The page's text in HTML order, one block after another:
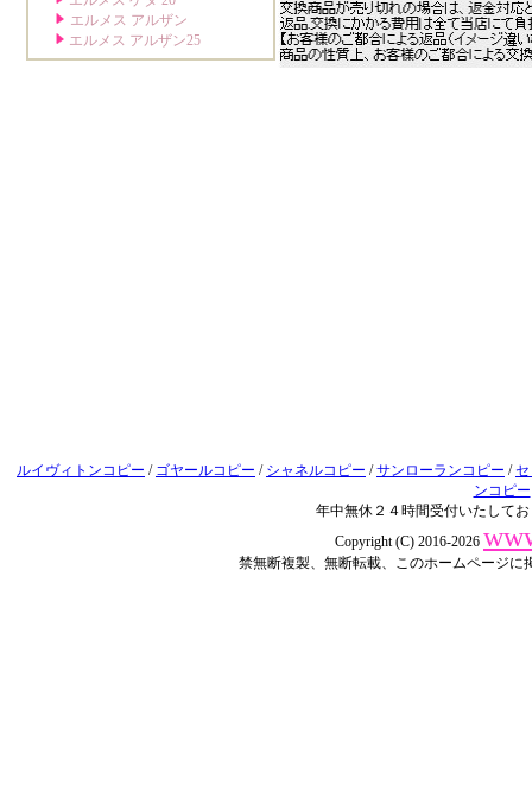
ルイヴィトンコピー / ゴヤールコピー / シャネルコピー /サンローランコピー /
ンコピー
年中無休２４時間受付いたして
Copyright (C) 2016-2026
禁無断複製、無断転載、このホームページ